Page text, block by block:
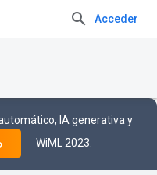
Acceder
IA generativa y
WiML 2023.